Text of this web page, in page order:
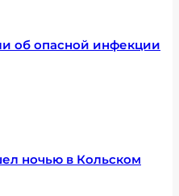
об опасной инфекции
ночью в Кольском